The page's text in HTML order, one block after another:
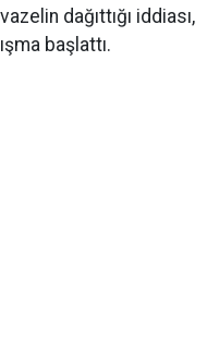
dağıttığı iddiası,
başlattı.